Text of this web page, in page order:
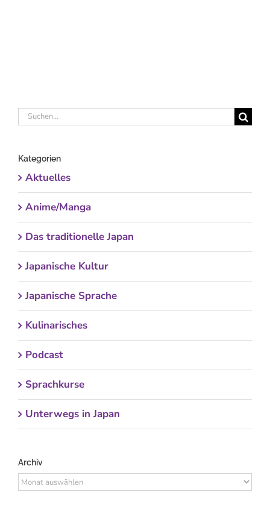
Suche
Kategorien
Aktuelles
Anime/Manga
Das traditionelle Japan
Japanische Kultur
Japanische Sprache
Kulinarisches
Podcast
Sprachkurse
Unterwegs in Japan
Archiv
Archiv